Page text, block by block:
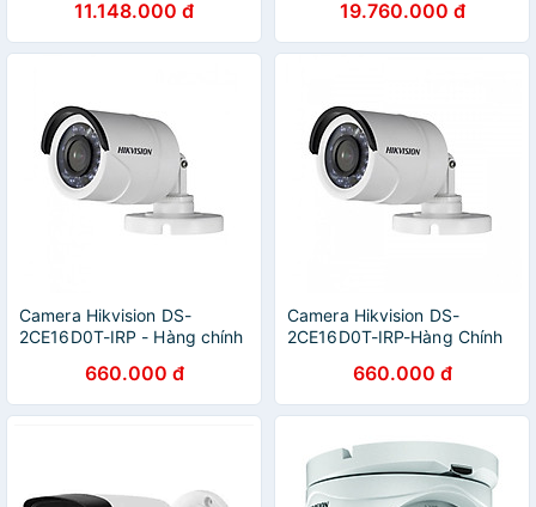
11.148.000 đ 19.760.000 đ
Camera Hikvision DS-
2CE16D0T-IRP - Hàng chính
660.000 đ
Camera Hikvision DS-
2CE16D0T-IRP-Hàng Chính
660.000 đ